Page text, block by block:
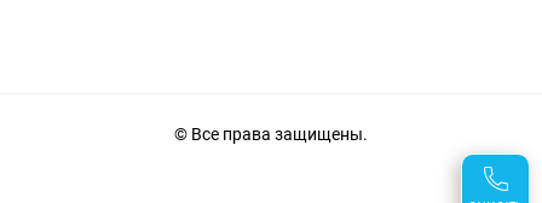
© Все права защищены.